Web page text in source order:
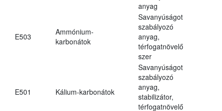
anyag
E503
Ammónium-
karbonátok
Savanyúságot
szabályozó
anyag,
térfogatnövelő
szer
E501 Kálium-karbonátok
Savanyúságot
szabályozó
anyag,
stabilizátor,
térfogatnövelő